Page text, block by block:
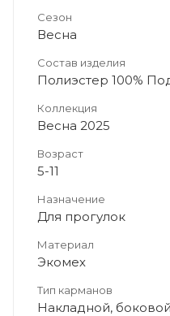
Сезон
Весна
Состав изделия
Полиэстер 100%
Коллекция
Весна 2025
Возраст
5-11
Назначение
Для прогулок
Материал
Экомех
Тип карманов
Накладной, боковой